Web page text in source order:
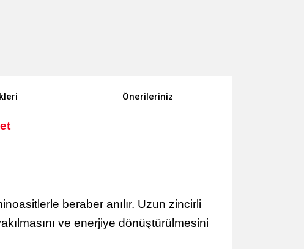
Önerileriniz
beraber anılır. Uzun zincirli
ve enerjiye dönüştürülmesini